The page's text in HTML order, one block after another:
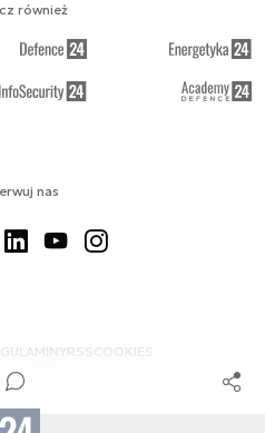
nas
RSS COOKIES
również